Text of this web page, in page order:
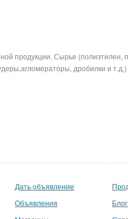
продукции. Сырье
дробилки и т.д.)
Дать объявление
Объявления